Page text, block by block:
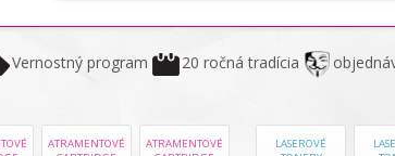
Vernostný program 20 ročná tradícia
ATRAMENTOVÉ
ATRAMENTOVÉ
LASEROVÉ